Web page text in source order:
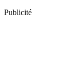
Publicité